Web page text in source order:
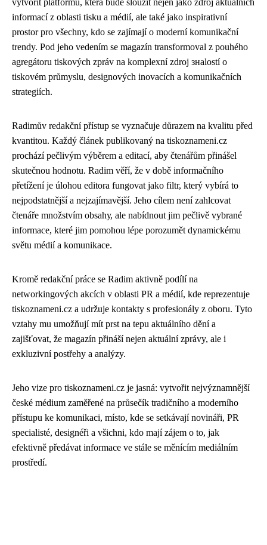
vytvořit platformu, která bude sloužit nejen jako zdroj aktuálních
informací z oblasti tisku a médií, ale také jako inspirativní
prostor pro všechny, kdo se zajímají o moderní komunikační
trendy. Pod jeho vedením se magazín transformoval z pouhého
agregátoru tiskových zpráv na komplexní zdroj знalostí o
tiskovém průmyslu, designových inovacích a komunikačních
strategiích.
Radimův redakční přístup se vyznačuje důrazem na kvalitu před
kvantitou. Každý článek publikovaný na tiskoznameni.cz
prochází pečlivým výběrem a editací, aby čtenářům přinášel
skutečnou hodnotu. Radim věří, že v době informačního
přetížení je úlohou editora fungovat jako filtr, který vybírá to
nejpodstatnější a nejzajímavější. Jeho cílem není zahlcovat
čtenáře množstvím obsahу, ale nabídnout jim pečlivě vybrané
informace, které jim pomohou lépe porozumět dynamickému
světu médií a komunikace.
Kromě redakční práce se Radim aktivně podílí na
networkingových akcích v oblasti PR a médií, kde reprezentuje
tiskoznameni.cz a udržuje kontakty s profesionály z oboru. Tyto
vztahy mu umožňují mít prst na tepu aktuálního dění a
zajišťovat, že magazín přináší nejen aktuální zprávy, ale i
exkluzivní postřehy a analýzy.
Jeho vize pro tiskoznameni.cz je jasná: vytvořit nejvýznamnější
české médium zaměřené na průsečík tradičního a moderního
přístupu ke komunikaci, místo, kde se setkávají novináři, PR
specialisté, designéři a všichni, kdo mají zájem o to, jak
efektivně předávat informace ve stále se měnícím mediálním
prostředí.